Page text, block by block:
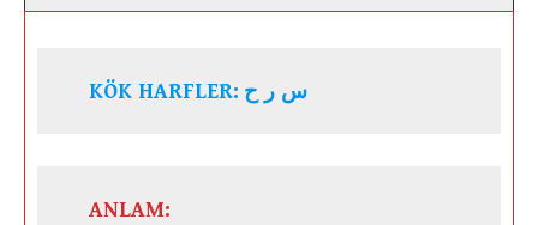
KÖK HARFLER: س ر ح
ANLAM: